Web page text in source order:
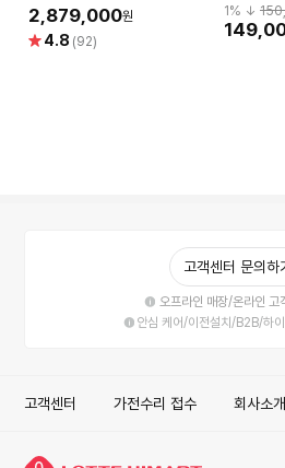
12GB 컴퓨터본체 (ULTRA
GAMING X7 A57L) AMD
게이밍컴퓨터 조립PC
2,879,000원
별 4.8 (92)
850W
모듈러
1% ↓
고객센터 문의하
오프라인 매장/온라인 고
안심 케어/이전설치/B2B/하
고객센터 가전수리 접수 회사소개